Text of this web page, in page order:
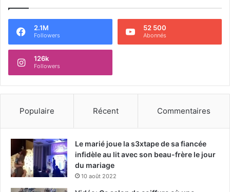
2.1M
Followers
52 500
Abonnés
126k
Followers
Populaire Récent Commentaires
Le marié joue la s3xtape de sa fiancée
infidèle au lit avec son beau-frère le jour
du mariage
10 août 2022